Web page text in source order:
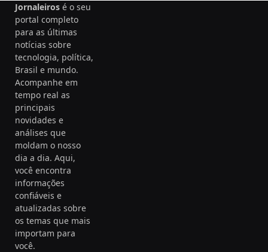
Jornaleiros é o seu
portal completo
para as últimas
notícias sobre
tecnologia, política,
Brasil e mundo.
Acompanhe em
tempo real as
principais
novidades e
análises que
moldam o nosso
dia a dia. Aqui,
você encontra
informações
confiáveis e
atualizadas sobre
os temas que mais
importam para
você.